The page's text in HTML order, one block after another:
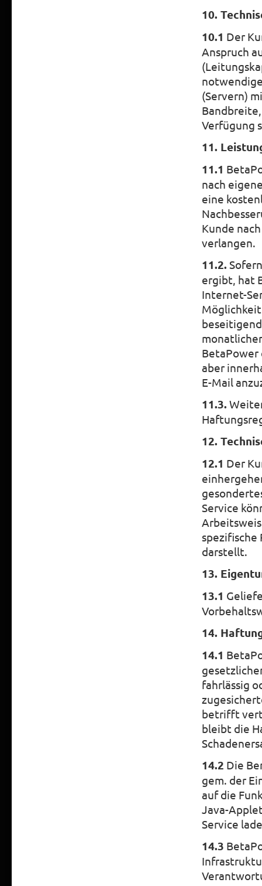
10.
10.1 Der
Anspruch
(Servern)
Verfügung
11.
11.1
nach
eine
Kunde
verlangen.
11.2.
ergibt, hat
Internet-
BetaPower
aber
E-Mail
11.3.
12.
12.1 Der
Service
spezifische
darstellt.
13.
13.1
14.
14.1
fahrlässig
betrifft
bleibt die
14.2 Die
gem. der
auf die
Java-
Service
14.3